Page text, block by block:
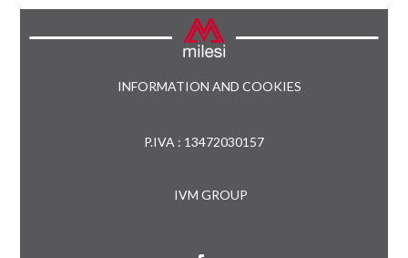
INFORMATION AND COOKIES
P.IVA : 13472030157
IVM GROUP